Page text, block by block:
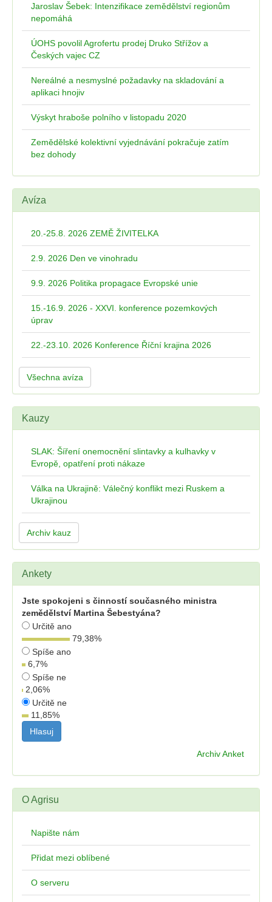
Jaroslav Šebek: Intenzifikace zemědělství regionům
nepomáhá
ÚOHS povolil Agrofertu prodej Druko Střížov a
Českých vajec CZ
Nereálné a nesmyslné požadavky na skladování a
aplikaci hnojiv
Výskyt hraboše polního v listopadu 2020
Zemědělské kolektivní vyjednávání pokračuje zatím
bez dohody
Avíza
20.-25.8. 2026 ZEMĚ ŽIVITELKA
2.9. 2026 Den ve vinohradu
9.9. 2026 Politika propagace Evropské unie
15.-16.9. 2026 - XXVI. konference pozemkových
úprav
22.-23.10. 2026 Konference Říční krajina 2026
Všechna avíza
Kauzy
SLAK: Šíření onemocnění slintavky a kulhavky v
Evropě, opatření proti nákaze
Válka na Ukrajině: Válečný konflikt mezi Ruskem a
Ukrajinou
Archiv kauz
Ankety
Jste spokojeni s činností současného ministra
zemědělství Martina Šebestyána?
Určitě ano
79,38%
Spíše ano
6,7%
Spíše ne
2,06%
Určitě ne
11,85%
Archiv Anket
O Agrisu
Napište nám
Přidat mezi oblíbené
O serveru